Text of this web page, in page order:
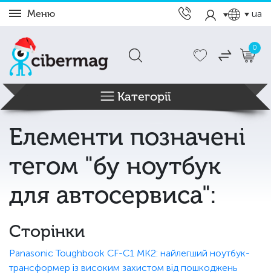
Меню ua
0
Категорії
Елементи позначені
тегом "бу ноутбук
для автосервиса":
Сторінки
Panasonic Toughbook CF-C1 MK2: найлегший ноутбук-
трансформер із високим захистом від пошкоджень